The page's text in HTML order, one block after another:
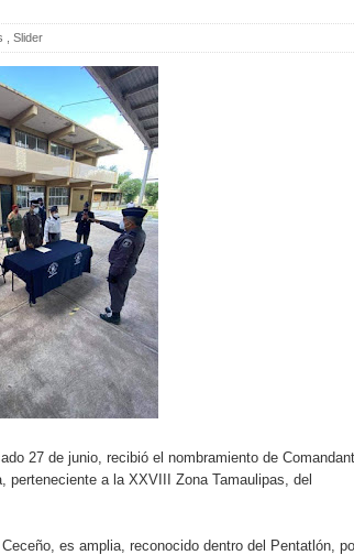
Slider
27 de junio, recibió el nombramiento de
perteneciente a la XXVIII Zona Tamaulipas, del
es amplia, reconocido dentro del Pentatlón,